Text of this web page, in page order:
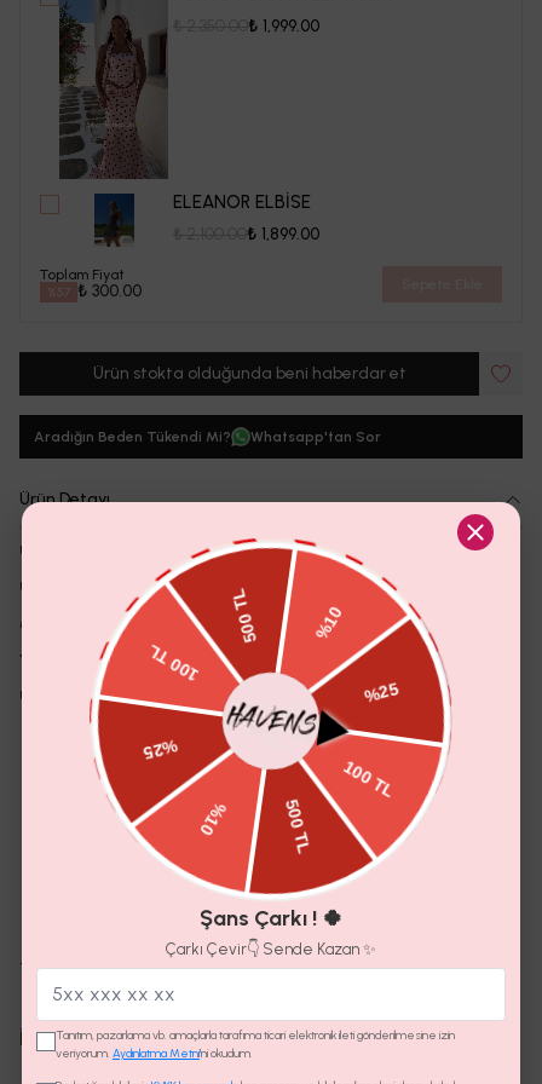
₺ 1,999.00
ELEANOR ELBİSE
₺ 1,899.00
Toplam Fiyat
% 57 ₺ 300.00
Ürün stokta olduğunda beni haberdar et
Aradığın Beden Tükendi Mi? Whatsapp'tan Sor
Ürün Detayı
Ürün Özellikleri
Ürün likralı burgu kumaştan üretilmiştir.Tam kalıptır.
Modelin üzerindeki ürün S/36 bedendir.
Yıkama Talimatı
Ürünün iç etiket bölümünde gerekli yıkama talimatı yer almaktadır.
Yorumlar (0
Henüz yorum bulunmamaktadır
Yorum Ekle
Teslimat
İade Koşulları
Şans Çarkı ! 🍀
Çarkı Çevir👇 Sende Kazan ✨
Tanıtım, pazarlama vb. amaçlarla tarafıma ticari elektronik ileti gönderilmesine izin
veriyorum. Aydınlatma Metni'ni okudum.